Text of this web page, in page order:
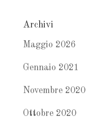
Archivi
Maggio 2026
Gennaio 2021
Novembre 2020
Ottobre 2020